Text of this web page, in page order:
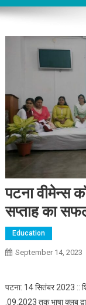
पटना वीमेन्स
सप्ताह का
Education
September 14, 2023
पटना: 14 सितंबर 2023 ::
.09.2023 तक भाषा क्लब